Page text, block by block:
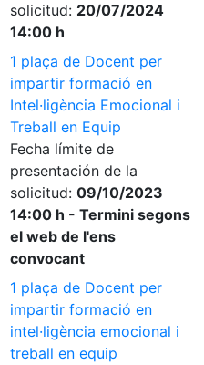
solicitud: 20/07/2024
14:00 h
1 plaça de Docent per
impartir formació en
Intel·ligència Emocional i
Treball en Equip
Fecha límite de
presentación de la
solicitud: 09/10/2023
14:00 h - Termini segons
el web de l'ens
convocant
1 plaça de Docent per
impartir formació en
intel·ligència emocional i
treball en equip